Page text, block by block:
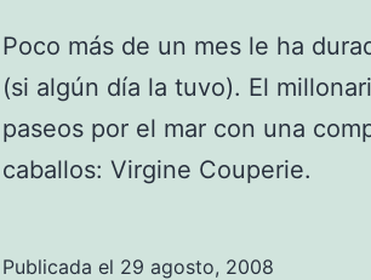
Poco más de un mes le ha
(si algún día la tuvo). El
paseos por el mar con una
caballos: Virgine Couperie.
Publicada el 29 agosto, 2008